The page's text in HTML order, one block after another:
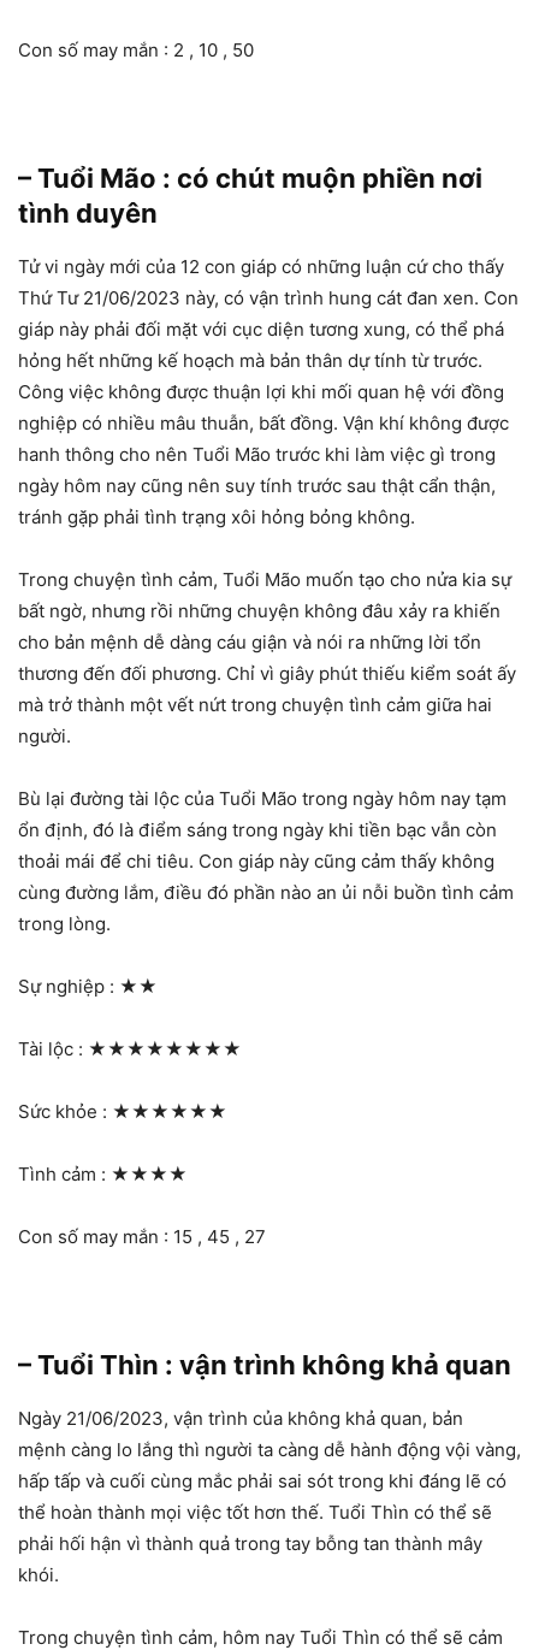
Con số may mắn : 2 , 10 , 50
– Tuổi Mão : có chút muộn phiền nơi
tình duyên
Tử vi ngày mới của 12 con giáp có những luận cứ cho thấy
Thứ Tư 21/06/2023 này, có vận trình hung cát đan xen. Con
giáp này phải đối mặt với cục diện tương xung, có thể phá
hỏng hết những kế hoạch mà bản thân dự tính từ trước.
Công việc không được thuận lợi khi mối quan hệ với đồng
nghiệp có nhiều mâu thuẫn, bất đồng. Vận khí không được
hanh thông cho nên Tuổi Mão trước khi làm việc gì trong
ngày hôm nay cũng nên suy tính trước sau thật cẩn thận,
tránh gặp phải tình trạng xôi hỏng bỏng không.
Trong chuyện tình cảm, Tuổi Mão muốn tạo cho nửa kia sự
bất ngờ, nhưng rồi những chuyện không đâu xảy ra khiến
cho bản mệnh dễ dàng cáu giận và nói ra những lời tổn
thương đến đối phương. Chỉ vì giây phút thiếu kiểm soát ấy
mà trở thành một vết nứt trong chuyện tình cảm giữa hai
người.
Bù lại đường tài lộc của Tuổi Mão trong ngày hôm nay tạm
ổn định, đó là điểm sáng trong ngày khi tiền bạc vẫn còn
thoải mái để chi tiêu. Con giáp này cũng cảm thấy không
cùng đường lắm, điều đó phần nào an ủi nỗi buồn tình cảm
trong lòng.
Sự nghiệp : ★★
Tài lộc : ★★★★★★★★
Sức khỏe : ★★★★★★
Tình cảm : ★★★★
Con số may mắn : 15 , 45 , 27
– Tuổi Thìn : vận trình không khả quan
Ngày 21/06/2023, vận trình của không khả quan, bản
mệnh càng lo lắng thì người ta càng dễ hành động vội vàng,
hấp tấp và cuối cùng mắc phải sai sót trong khi đáng lẽ có
thể hoàn thành mọi việc tốt hơn thế. Tuổi Thìn có thể sẽ
phải hối hận vì thành quả trong tay bỗng tan thành mây
khói.
Trong chuyện tình cảm, hôm nay Tuổi Thìn có thể sẽ cảm